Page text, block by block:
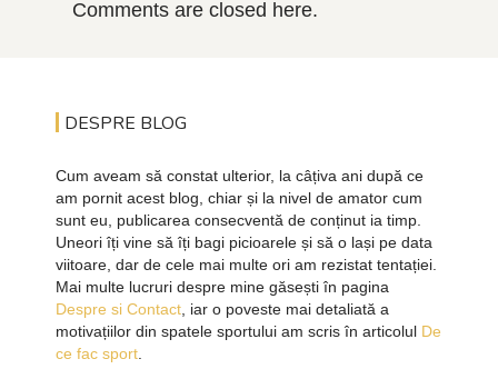
Comments are closed here.
DESPRE BLOG
Cum aveam să constat ulterior, la câțiva ani după ce
am pornit acest blog, chiar și la nivel de amator cum
sunt eu, publicarea consecventă de conținut ia timp.
Uneori îți vine să îți bagi picioarele și să o lași pe data
viitoare, dar de cele mai multe ori am rezistat tentației.
Mai multe lucruri despre mine găsești în pagina
Despre si Contact, iar o poveste mai detaliată a
motivațiilor din spatele sportului am scris în articolul De
ce fac sport.